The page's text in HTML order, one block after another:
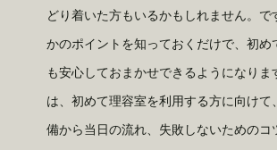
どり着いた方もいるかもしれません。で
かのポイントを知っておくだけで、初め
も安心しておまかせできるようになりま
は、初めて理容室を利用する方に向けて
備から当日の流れ、失敗しないためのコ